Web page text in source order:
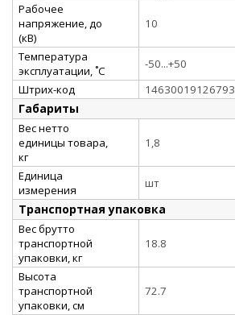
Рабочее
напряжение, до
(кВ)
10
Температура
эксплуатации, ˚С
-50...+50
Штрих-код
14630019126793
Габариты
Вес нетто
единицы товара,
кг
1,8
Единица
измерения
шт
Транспортная упаковка
Вес брутто
транспортной
упаковки, кг
18.8
Высота
транспортной
упаковки, см
72.7